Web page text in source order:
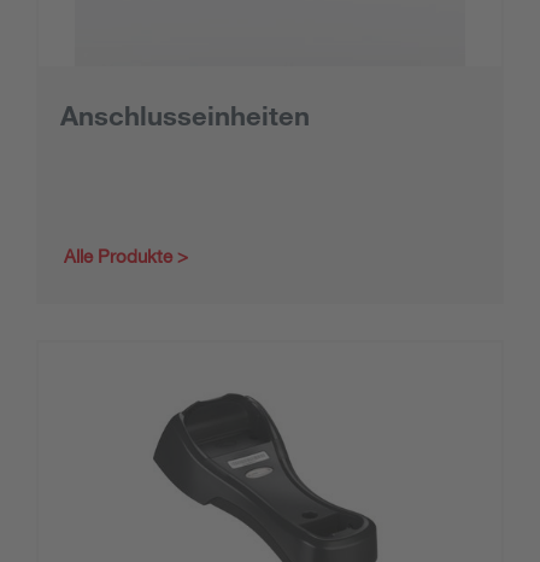
Anschlusseinheiten
Alle Produkte